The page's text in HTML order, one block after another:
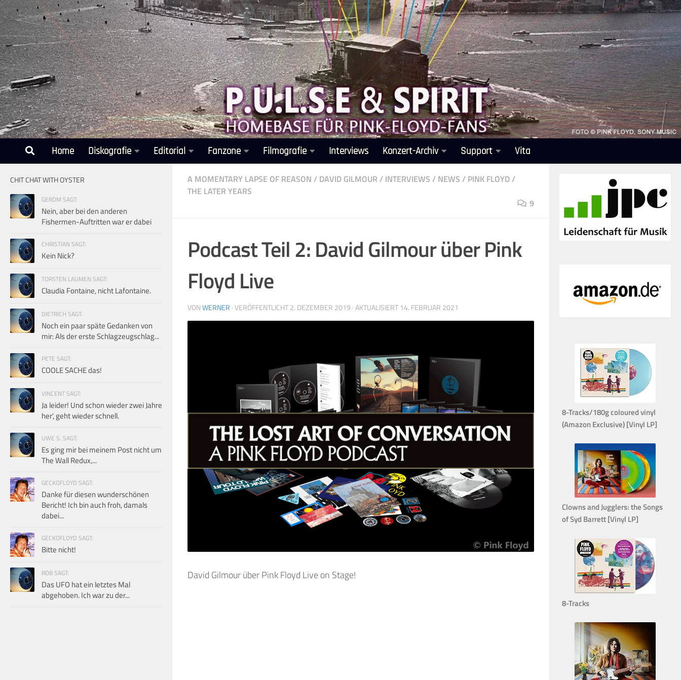
Unter dem Inhalt
Home Diskografie Editorial Fanzone Filmografie Interviews Konzert-Archiv Support Vita
A MOMENTARY LAPSE OF REASON / DAVID GILMOUR / INTERVIEWS / NEWS / PINK FLOYD/
THE LATER YEARS
9
Podcast Teil 2: David Gilmour über Pink
Floyd Live
VONWERNER · VERÖFFENTLICHT2. DEZEMBER 2019 · AKTUALISIERT 14. FEBRUAR 2021
David Gilmour über Pink Floyd Live on Stage!
CHIT CHAT WITH OYSTER
GERDM SAGT:
Nein, aber bei den anderen
Fishermen-Auftritten war er dabei
CHRISTIAN SAGT:
Kein Nick?
TORSTEN LAUMEN SAGT:
Claudia Fontaine, nicht Lafontaine.
DIETRICH SAGT:
Noch ein paar späte Gedanken von
mir: Als der erste Schlagzeugschlag...
PETE SAGT:
COOLE SACHE das!
VINCENT SAGT:
Ja leider! Und schon wieder zwei Jahre
her', geht wieder schnell.
UWE S. SAGT:
Es ging mir bei meinem Post nicht um
The Wall Redux,...
GECKOFLOYD SAGT:
Danke für diesen wunderschönen
Bericht! Ich bin auch froh, damals
dabei...
GECKOFLOYD SAGT:
Bitte nicht!
ROB SAGT:
Das UFO hat ein letztes Mal
abgehoben. Ich war zu der...
8-Tracks/180g coloured vinyl
(Amazon Exclusive) [Vinyl LP]
Clowns and Jugglers: the Songs
of Syd Barrett [Vinyl LP]
8-Tracks